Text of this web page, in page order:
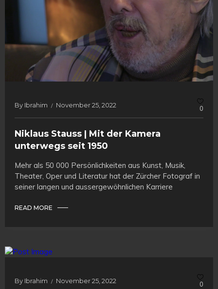
By Ibrahim November 25, 2022 0
Niklaus Stauss | Mit der Kamera
unterwegs seit 1950
Mehr als 50 000 Persönlichkeiten aus Kunst, Musik,
Theater, Oper und Literatur hat der Zürcher Fotograf in
seiner langen und aussergewöhnlichen Karriere
READ MORE
By Ibrahim November 25, 2022 0